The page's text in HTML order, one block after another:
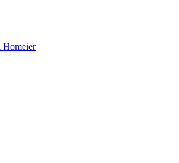
Homeier